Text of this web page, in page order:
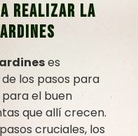
realizar la
es
los pasos para
el buen
que allí crecen.
cruciales, los